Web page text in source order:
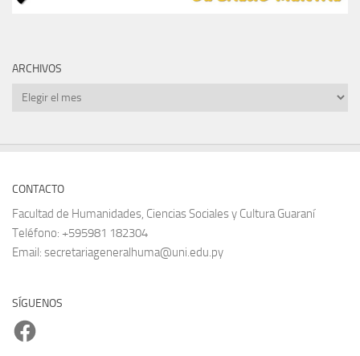
ARCHIVOS
Archivos
CONTACTO
Facultad de Humanidades, Ciencias Sociales y Cultura Guaraní
Teléfono: +595981 182304
Email: secretariageneralhuma@uni.edu.py
SÍGUENOS
Facebook